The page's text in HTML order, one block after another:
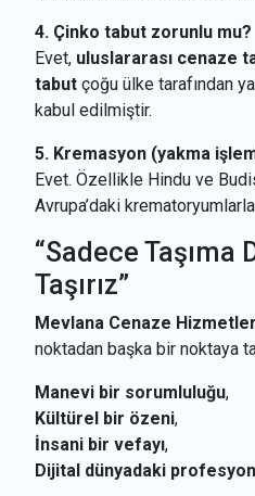
4. Çinko tabut zorunlu mu?
Evet, uluslararası cenaze
tabut çoğu ülke tarafından
kabul edilmiştir.
5. Kremasyon (yakma
Evet. Özellikle Hindu ve
Avrupa’daki
“Sadece Taşıma
Taşırız”
Mevlana Cenaze
noktadan başka bir noktaya
Manevi bir sorumluluğu,
Kültürel bir özeni,
İnsani bir vefayı,
Dijital dünyadaki